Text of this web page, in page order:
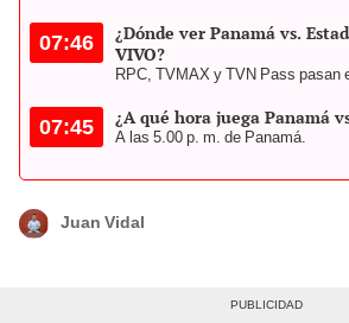
07:46
¿Dónde ver Panamá vs.
VIVO?
RPC, TVMAX y TVN Pass pasan
07:45 ¿A qué hora juega Panamá
A las 5.00 p. m. de Panamá.
Juan Vidal